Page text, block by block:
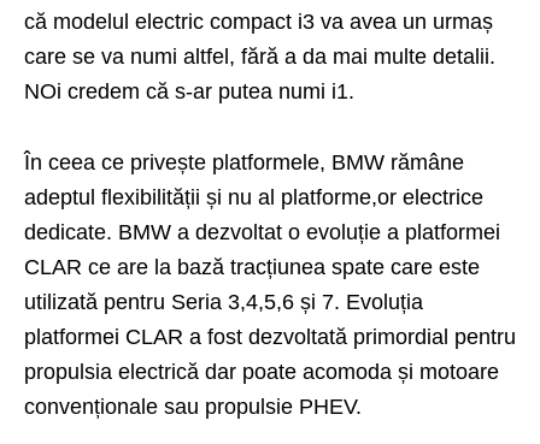
că modelul electric compact i3 va avea un urmaș
care se va numi altfel, fără a da mai multe detalii.
NOi credem că s-ar putea numi i1.
În ceea ce privește platformele, BMW rămâne
adeptul flexibilității și nu al platforme,or electrice
dedicate. BMW a dezvoltat o evoluție a platformei
CLAR ce are la bază tracțiunea spate care este
utilizată pentru Seria 3,4,5,6 și 7. Evoluția
platformei CLAR a fost dezvoltată primordial pentru
propulsia electrică dar poate acomoda și motoare
convenționale sau propulsie PHEV.